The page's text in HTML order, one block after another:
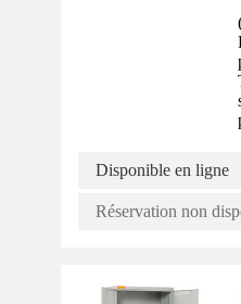
Disponible en ligne
Réservation non